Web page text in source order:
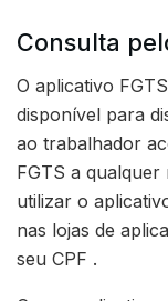
Consulta
O aplicativo
disponível para
ao trabalhador
FGTS a
utilizar o
nas lojas de
seu CPF .